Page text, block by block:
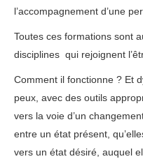
l’accompagnement d’une
Toutes ces formations sont
disciplines qui rejoignent
Comment il fonctionne ? Et
peux, avec des outils
vers la voie d’un
entre un état présent,
vers un état désiré, auquel